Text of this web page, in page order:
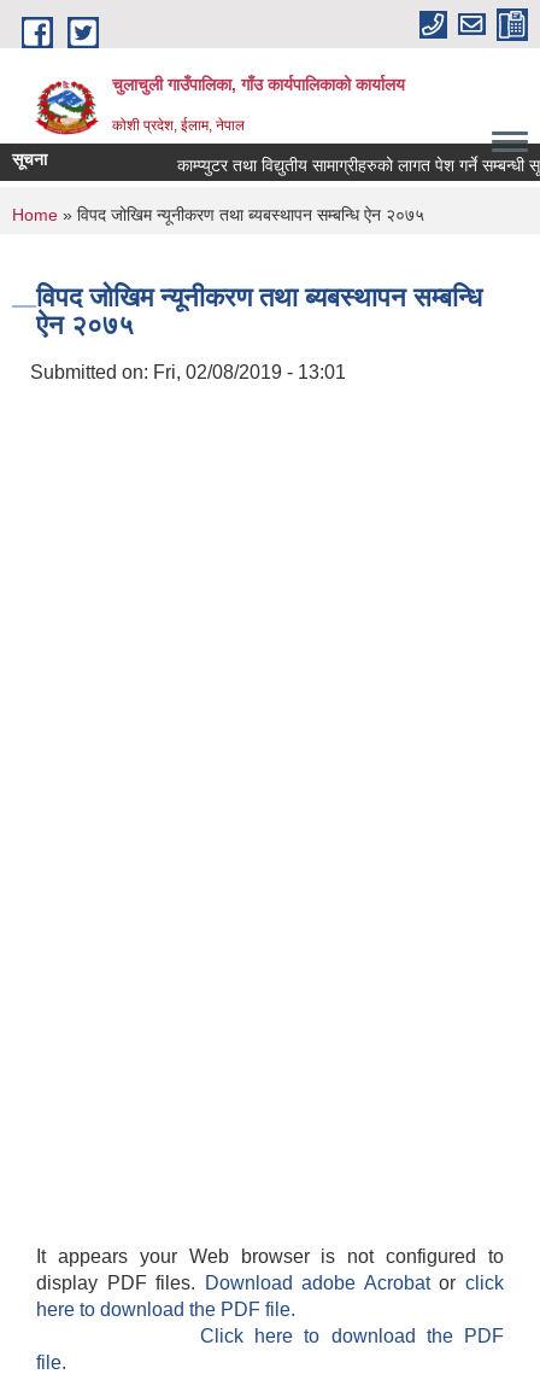
Skip to main content
चुलाचुली गाउँपालिका, गाँउ कार्यपालिकाको कार्यालय
कोशी प्रदेश, ईलाम, नेपाल
सूचना काम्प्युटर तथा विद्युतीय सामाग्रीहरुको लागत पेश गर्ने सम्बन्धी
You are here
Home » विपद जोखिम न्यूनीकरण तथा ब्यबस्थापन सम्बन्धि ऐन २०७५
विपद जोखिम न्यूनीकरण तथा ब्यबस्थापन सम्बन्धि
ऐन २०७५
Submitted on: Fri, 02/08/2019 - 13:01
It appears your Web browser is not configured to
display PDF files.
Download adobe Acrobatorclick
here to download the PDF file.
Click here to download the PDF
file.